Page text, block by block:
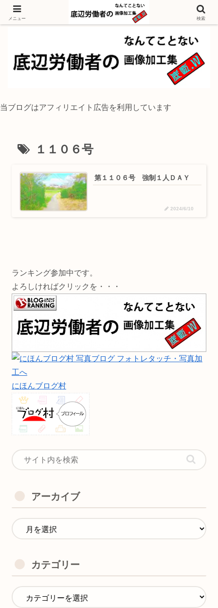
独身底辺おじさんが風景写真をイラスト風に加工するブログ
当ブログはアフィリエイト広告を利用しています
１１０６号
第１１０６号 強制１人ＤＡＹ
2024/6/10
ランキング参加中です。
よろしければクリックを・・・
にほんブログ村
アーカイブ
カテゴリー
メニュー 検索